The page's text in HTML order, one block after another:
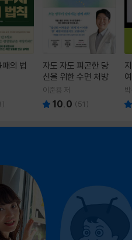
의 법
)
자도 자도 피곤한 당
신을 위한 수면 처방
이준용 저
10.0 (51 )